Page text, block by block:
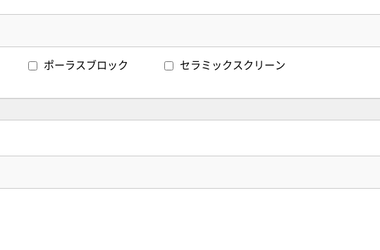
ポーラスブロック
セラミックスクリーン